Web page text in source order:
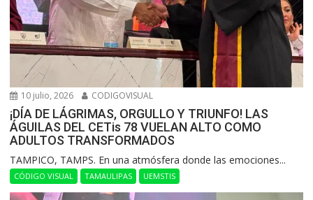
10 julio, 2026 CODIGOVISUAL
¡DÍA DE LÁGRIMAS, ORGULLO Y TRIUNFO! LAS
ÁGUILAS DEL CETis 78 VUELAN ALTO COMO
ADULTOS TRANSFORMADOS
​TAMPICO, TAMPS. En una atmósfera donde las emociones...
CÓDIGO VISUAL TAMAULIPAS UEMSTIS